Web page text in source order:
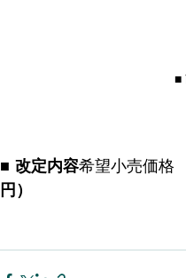
■
■ 改定内容希望小売価格
円）